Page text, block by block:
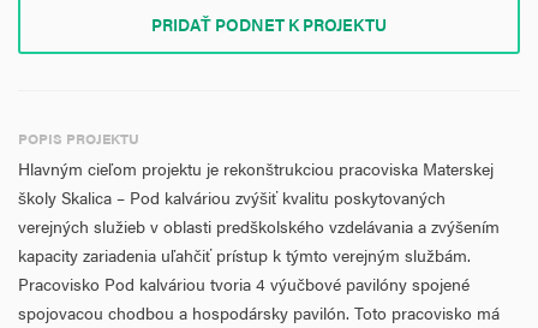
PRIDAŤ PODNET K PROJEKTU
POPIS PROJEKTU
Hlavným cieľom projektu je rekonštrukciou pracoviska Materskej
školy Skalica – Pod kalváriou zvýšiť kvalitu poskytovaných
verejných služieb v oblasti predškolského vzdelávania a zvýšením
kapacity zariadenia uľahčiť prístup k týmto verejným službám.
Pracovisko Pod kalváriou tvoria 4 výučbové pavilóny spojené
spojovacou chodbou a hospodársky pavilón. Toto pracovisko má